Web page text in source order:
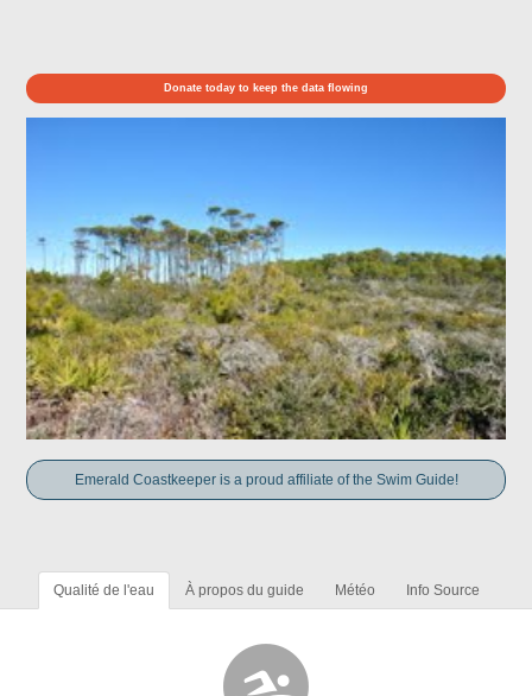
Donate today to keep the data flowing
Emerald Coastkeeper is a proud affiliate of the Swim Guide!
Qualité de l'eau À propos du guide Météo Info Source